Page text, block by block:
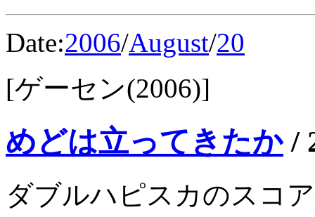
Date:2006/August/20
[ゲーセン(2006)]
めどは立ってきたか/
ダブルハピスカのスコ